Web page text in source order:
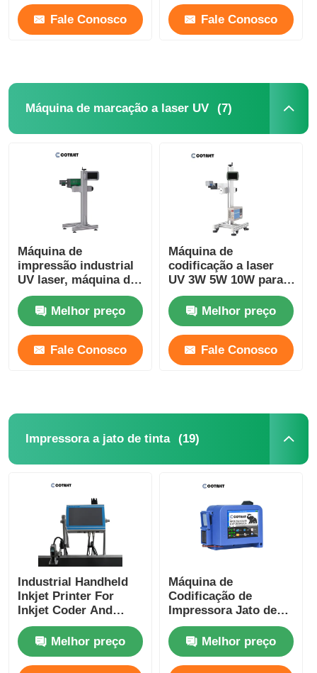
Fale Conosco Fale Conosco
Máquina de marcação a laser UV (7)
Máquina de
impressão industrial
UV laser, máquina de
marcação UV laser
voadoraMelhor preço
Fale Conosco
Máquina de
codificação a laser
UV 3W 5W 10W para
máquina de
impressão de data de
validade
Melhor preço
Fale Conosco
Impressora a jato de tinta (19)
Industrial Handheld
Inkjet Printer For
Inkjet Coder And
Inkjet Marking
Melhor preço
Máquina de
Codificação de
Impressora Jato de
Tinta TIJ Portátil Mini
Impressora Jato de
Tinta
Melhor preço